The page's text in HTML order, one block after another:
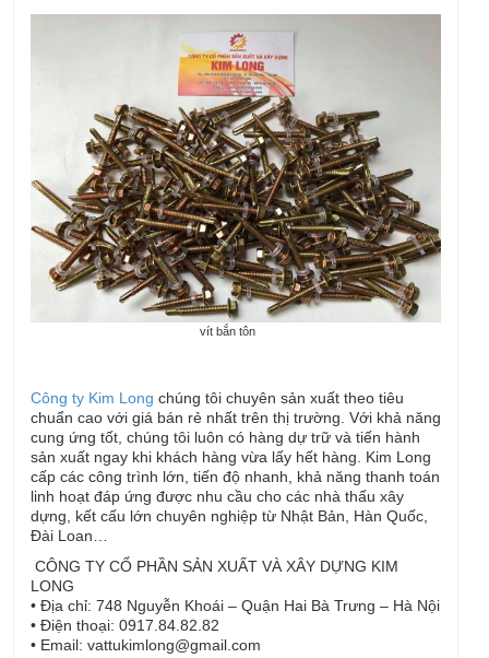
vít bắn tôn
Công ty Kim Long chúng tôi chuyên sản xuất theo tiêu
chuẩn cao với giá bán rẻ nhất trên thị trường. Với khả năng
cung ứng tốt, chúng tôi luôn có hàng dự trữ và tiến hành
sản xuất ngay khi khách hàng vừa lấy hết hàng. Kim Long
cấp các công trình lớn, tiến độ nhanh, khả năng thanh toán
linh hoạt đáp ứng được nhu cầu cho các nhà thấu xây
dựng, kết cấu lớn chuyên nghiệp từ Nhật Bản, Hàn Quốc,
Đài Loan…
CÔNG TY CỔ PHẦN SẢN XUẤT VÀ XÂY DỰNG KIM
LONG
• Địa chỉ: 748 Nguyễn Khoái – Quận Hai Bà Trưng – Hà Nội
• Điện thoại: 0917.84.82.82
• Email: vattukimlong@gmail.com